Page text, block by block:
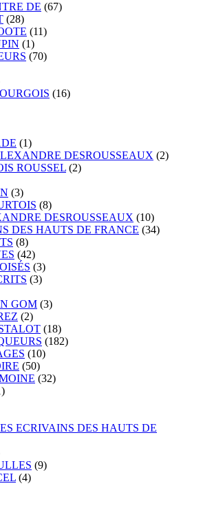
DE (67)
(28)
(11)
(1)
(70)
(16)
(1)
DESROUSSEAUX (2)
ROUSSEL (2)
(3)
(8)
DESROUSSEAUX (10)
DES HAUTS DE FRANCE (34)
(8)
(42)
(3)
(3)
GOM (3)
(2)
(18)
(182)
(10)
(50)
(32)
ECRIVAINS DES HAUTS DE
(9)
(4)